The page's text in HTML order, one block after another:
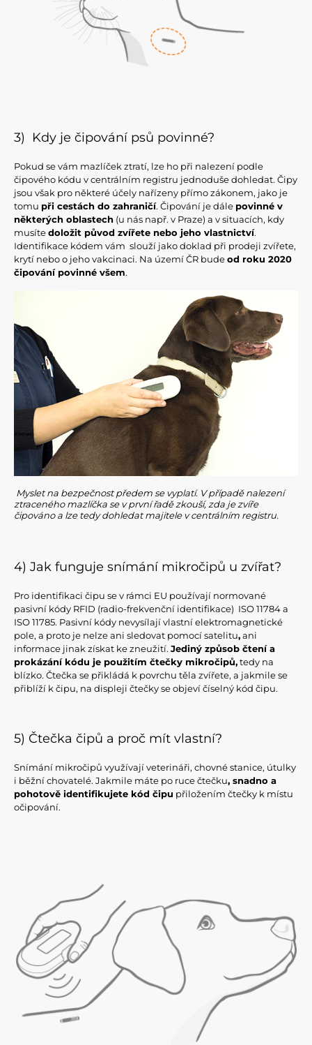
3) Kdy je čipování psů povinné?
Pokud se vám mazlíček ztratí, lze ho při nalezení podle
čipového kódu v centrálním registru jednoduše dohledat. Čipy
jsou však pro některé účely nařízeny přímo zákonem, jako je
tomu při cestách do zahraničí. Čipování je dále povinné v
některých oblastech (u nás např. v Praze) a v situacích, kdy
musítedoložit původ zvířete nebo jeho vlastnictví.
Identifikace kódem vám slouží jako doklad při prodeji zvířete,
krytí nebo o jeho vakcinaci. Na území ČR budeod roku 2020
čipování povinné všem.
Myslet na bezpečnost předem se vyplatí. V případě nalezení
ztraceného mazlíčka se v první řadě zkouší, zda je zvíře
čipováno a lze tedy dohledat majitele v centrálním registru.
4) Jak funguje snímání mikročipů u zvířat?
Pro identifikaci čipu se v rámci EU používají normované
pasivní kódy RFID (radio-frekvenční identifikace) ISO 11784 a
ISO 11785. Pasivní kódy nevysílají vlastní elektromagnetické
pole, a proto je nelze ani sledovat pomocí satelitu,ani
informace jinak získat ke zneužití. Jediný způsob čtení a
prokázání kódu je použitím čtečky mikročipů,tedy na
blízko. Čtečka se přikládá k povrchu těla zvířete, a jakmile se
přiblíží k čipu, na displeji čtečky se objeví číselný kód čipu.
5) Čtečka čipů a proč mít vlastní?
Snímání mikročipů využívají veterináři, chovné stanice, útulky
i běžní chovatelé. Jakmile máte po ruce čtečku, snadno a
pohotově identifikujete kód čipu přiložením čtečky k místu
očipování.